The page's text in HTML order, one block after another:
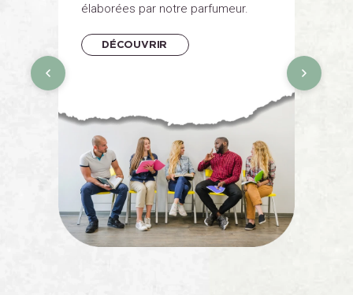
élaborées par notre parfumeur.
DÉCOUVRIR